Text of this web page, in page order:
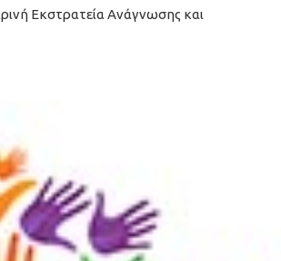
Εκστρατεία Ανάγνωσης και